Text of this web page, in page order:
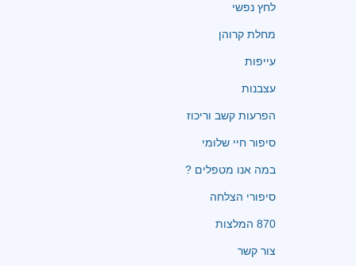
לחץ נפשי
מחלת קרוהן
עייפות
עצבנות
הפרעות קשב וריכוז
סיפור חיי שלומי
במה אנו מטפלים ?
סיפורי הצלחה
870 המלצות
צור קשר